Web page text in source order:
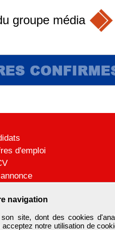
navigation
site, dont des cookies
notre utilisation de
groupe média
d'emploi